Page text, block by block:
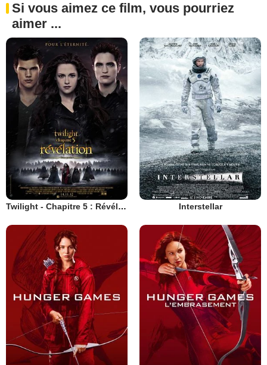
Si vous aimez ce film, vous pourriez
aimer ...
Twilight - Chapitre 5 : Révélation 2e partie Interstellar